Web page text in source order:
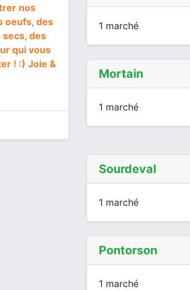
nos
oeufs, des
des
qui vous
! :) Joie &
1 marché
Mortain
1 marché
Sourdeval
1 marché
Pontorson
1 marché